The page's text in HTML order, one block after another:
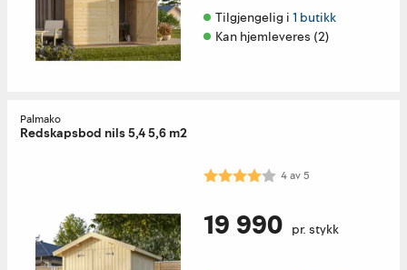
Tilgjengelig i 1 butikk
Kan hjemleveres (2)
Palmako
Redskapsbod nils 5,4 5,6 m2
Karakter: 4.0 av 5 mulige
4av5
19 990 pr. stykk